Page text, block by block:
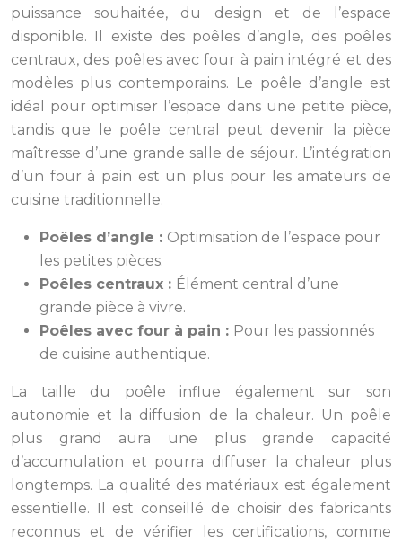
puissance souhaitée, du design et de l’espace
disponible. Il existe des poêles d’angle, des poêles
centraux, des poêles avec four à pain intégré et des
modèles plus contemporains. Le poêle d’angle est
idéal pour optimiser l’espace dans une petite pièce,
tandis que le poêle central peut devenir la pièce
maîtresse d’une grande salle de séjour. L’intégration
d’un four à pain est un plus pour les amateurs de
cuisine traditionnelle.
Poêles d’angle : Optimisation de l’espace pour
les petites pièces.
Poêles centraux : Élément central d’une
grande pièce à vivre.
Poêles avec four à pain : Pour les passionnés
de cuisine authentique.
La taille du poêle influe également sur son
autonomie et la diffusion de la chaleur. Un poêle
plus grand aura une plus grande capacité
d’accumulation et pourra diffuser la chaleur plus
longtemps. La qualité des matériaux est également
essentielle. Il est conseillé de choisir des fabricants
reconnus et de vérifier les certifications, comme